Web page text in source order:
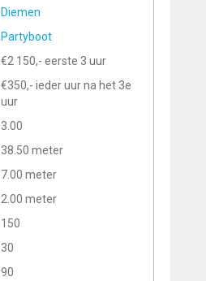
Diemen
Partyboot
€2 150,- eerste 3 uur
€350,- ieder uur na het 3e
uur
3.00
38.50 meter
7.00 meter
2.00 meter
150
30
90